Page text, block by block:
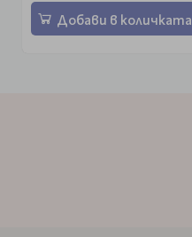
Добави в количката